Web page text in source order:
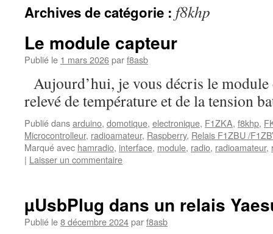
Archives de catégorie : f8khp
Le module capteur
Publié le 1 mars 2026parf8asb
Aujourd’hui, je vous décris le module
relevé de température et de la tension
Publié dansarduino, domotique, electronique, F1ZKA, f8khp,
Microcontrolleur, radioamateur, Raspberry, Relais F1ZBU /
Marqué avec hamradio, interface, module, radio, radioamateur,
| Laisser un commentaire
µUsbPlug dans un relais
Publié le8 décembre 2024parf8asb